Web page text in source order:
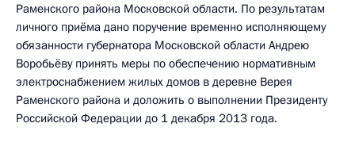
Раменского района Московской области. По результатам
личного приёма дано поручение временно исполняющему
обязанности губернатора Московской области Андрею
Воробьёву принять меры по обеспечению нормативным
электроснабжением жилых домов в деревне Верея
Раменского района и доложить о выполнении Президенту
Российской Федерации до 1 декабря 2013 года.